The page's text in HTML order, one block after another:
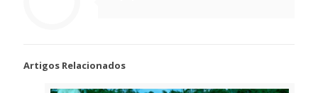
Artigos Relacionados